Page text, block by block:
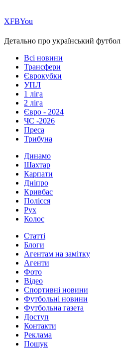
ХFBYou
Детально про український футбол
Всі новини
Трансфери
Єврокубки
УПЛ
1 ліга
2 ліга
Євро - 2024
ЧС -2026
Преса
Трибуна
Динамо
Шахтар
Карпати
Дніпро
Кривбас
Полісся
Рух
Колос
Статті
Блоги
Агентам на замітку
Агенти
Фото
Відео
Спортивні новини
Футбольні новини
Футбольна газета
Доступ
Контакти
Реклама
Пошук